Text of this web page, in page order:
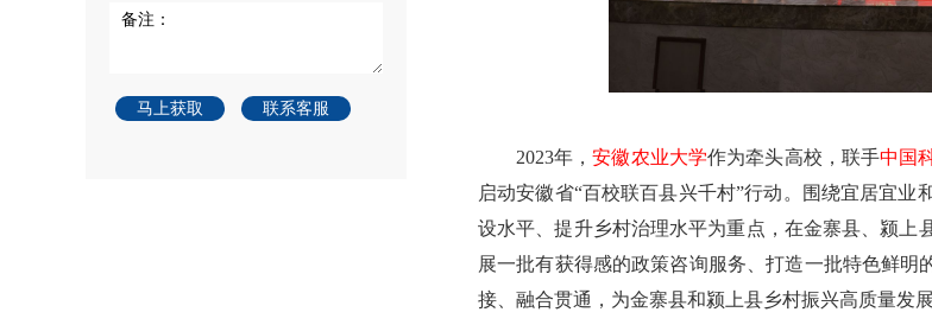
备注：
马上获取 联系客服
2023年，安徽农业大学作为牵头高校，联手中国
启动安徽省“百校联百县兴千村”行动。围绕宜居宜
设水平、提升乡村治理水平为重点，在金寨县、颍
展一批有获得感的政策咨询服务、打造一批特色鲜
接、融合贯通，为金寨县和颍上县乡村振兴高质量发